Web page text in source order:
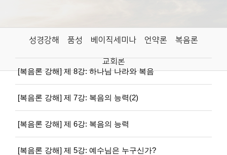
성경강해 품성 베이직세미나 언약론 복음론
교회론
[복음론 강해] 제 8강: 하나님 나라와 복음
[복음론 강해] 제 7강: 복음의 능력(2)
[복음론 강해] 제 6강: 복음의 능력
[복음론 강해] 제 5강: 예수님은 누구신가?